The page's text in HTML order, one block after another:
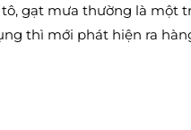
gạt mưa thường là một
thì mới phát hiện ra